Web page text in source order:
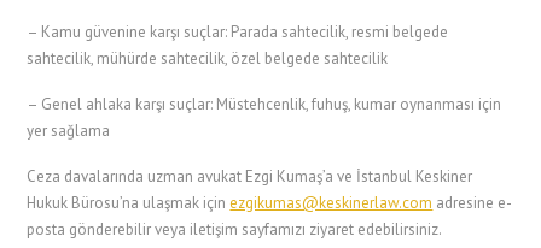
– Kamu güvenine karşı suçlar: Parada sahtecilik, resmi belgede
sahtecilik, mühürde sahtecilik, özel belgede sahtecilik
– Genel ahlaka karşı suçlar: Müstehcenlik, fuhuş, kumar oynanması için
yer sağlama
Ceza davalarında uzman avukat Ezgi Kumaş’a ve İstanbul Keskiner
Hukuk Bürosu’na ulaşmak için ezgikumas@keskinerlaw.com adresine e-
posta gönderebilir veya iletişim sayfamızı ziyaret edebilirsiniz.